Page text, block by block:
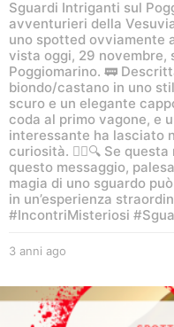
Sguardi Intriganti sul
avventurieri della
uno spotted ovviamente
vista oggi, 29 novembre,
Poggiomarino. 🚃
biondo/castano in uno
scuro e un elegante
coda al primo vagone, e
interessante ha lasciato
curiosità. 🕵️‍♀️🔍 Se
questo messaggio,
magia di uno sguardo
in un’esperienza
#IncontriMisteriosi
3 anni ago
n
n
i